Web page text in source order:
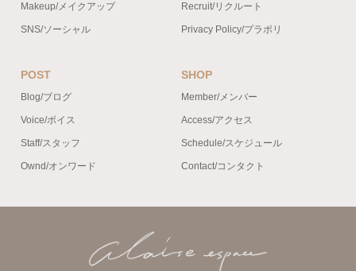
Makeup/メイクアップ
SNS/ソーシャル
Recruit/リクルート
Privacy Policy/プラポリ
POST
Blog/ブログ
Voice/ボイス
Staff/スタッフ
Ownd/オンワード
SHOP
Member/メンバー
Access/アクセス
Schedule/スケジュール
Contact/コンタクト